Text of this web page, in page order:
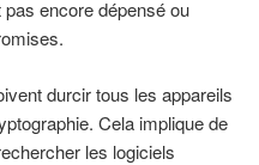
encore dépensé ou
durcir tous les appareils
Cela implique de
les logiciels